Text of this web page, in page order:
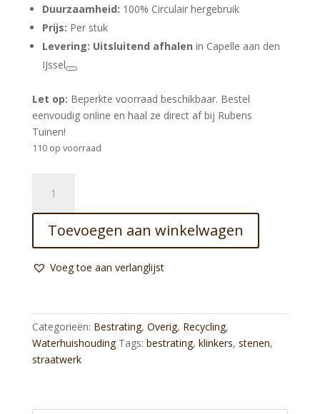
Duurzaamheid: 100% Circulair hergebruik
Prijs: Per stuk
Levering: Uitsluitend afhalen in Capelle aan den
IJssel
Let op: Beperkte voorraad beschikbaar. Bestel
eenvoudig online en haal ze direct af bij Rubens
Tuinen!
110 op voorraad
Gebakken
5-
duimers
–
Rood
aantal
Toevoegen aan winkelwagen
Voeg toe aan verlanglijst
Categorieën: Bestrating, Overig, Recycling,
Waterhuishouding Tags: bestrating, klinkers, stenen,
straatwerk